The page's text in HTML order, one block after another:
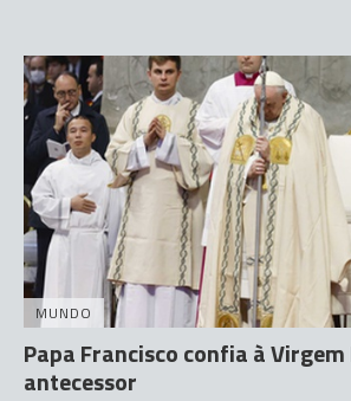
MUNDO
Papa Francisco confia à
antecessor